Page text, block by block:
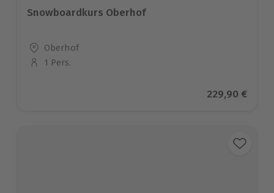
Snowboardkurs Oberhof
Standort
Oberhof
Anzahl der Teilnehmer
1 Pers.
Aktueller
229,90 €